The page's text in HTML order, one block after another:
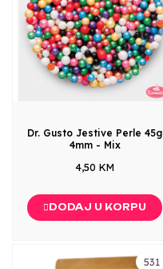
Dr. Gusto Jestive Perle 45g
4mm - Mix
4,50 KM
DODAJ U KORPU
531